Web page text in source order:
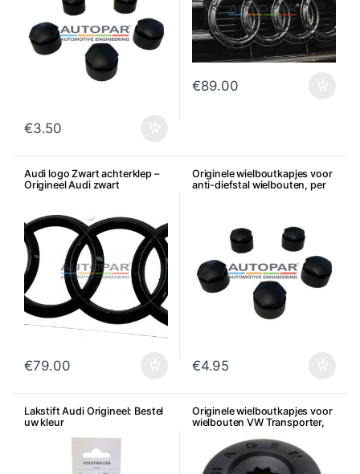
€3.50
€89.00
Audi logo Zwart achterklep –
Origineel Audi zwart
€79.00
Originele wielboutkapjes voor
anti-diefstal wielbouten, per
€4.95
Lakstift Audi Origineel: Bestel
uw kleur
Originele wielboutkapjes voor
wielbouten VW Transporter,